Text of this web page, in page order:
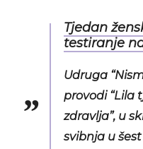
Tjedan
testiranje
Udruga
provodi “Lila
zdravlja”, u
svibnja u